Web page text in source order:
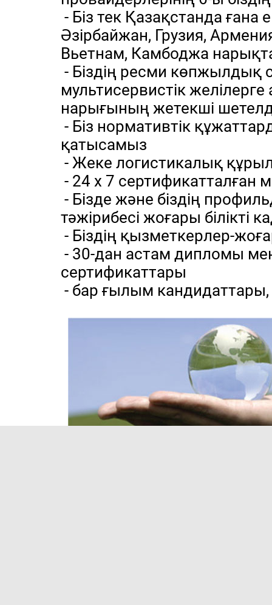
- Біз тек Қазақстанда ғана
Әзірбайжан, Грузия,
Вьетнам, Камбоджа
- Біздің ресми көпжылдық
мультисервистік
нарығының жетекші
- Біз нормативтік
қатысамыз
- Жеке логистикалық
- 24 х 7
- Бізде және біздің
тәжірибесі жоғары білікті
- Біздің қызметкерлер-
- 30-дан астам дипломы
сертификаттары
- бар ғылым